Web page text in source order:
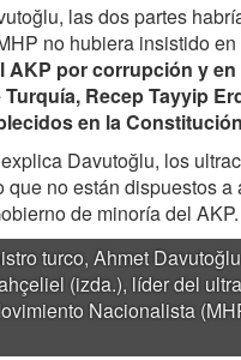
las dos partes
no hubiera insistido en
AKP por corrupción y en
Recep Tayyip
en la
Davutoğlu, los
que no están dispuestos a
de minoría del AKP.
turco, Ahmet
(izda.), líder del
Nacionalista